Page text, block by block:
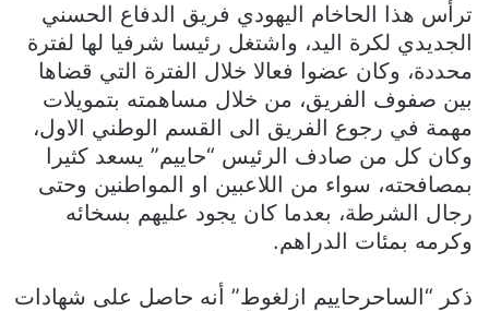
ترأس هذا الحاخام اليهودي فريق الدفاع الحسني
الجديدي لكرة اليد، واشتغل رئيسا شرفيا لها لفترة
محددة، وكان عضوا فعالا خلال الفترة التي قضاها
بين صفوف الفريق، من خلال مساهمته بتمويلات
مهمة في رجوع الفريق الى القسم الوطني الاول،
وكان كل من صادف الرئيس “حاييم” يسعد كثيرا
بمصافحته، سواء من اللاعبين او المواطنين وحتى
رجال الشرطة، بعدما كان يجود عليهم بسخائه
وكرمه بمئات الدراهم.
ذكر “الساحرحاييم ازلغوط” أنه حاصل على شهادات